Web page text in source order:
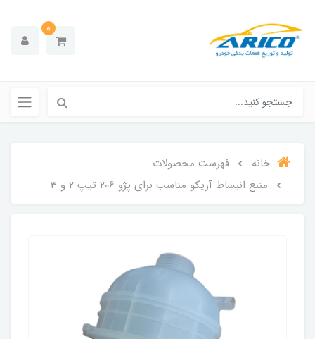
0
خانه
فهرست محصولات
منبع انبساط آریکو مناسب برای پژو 206 تیپ 2 و 3